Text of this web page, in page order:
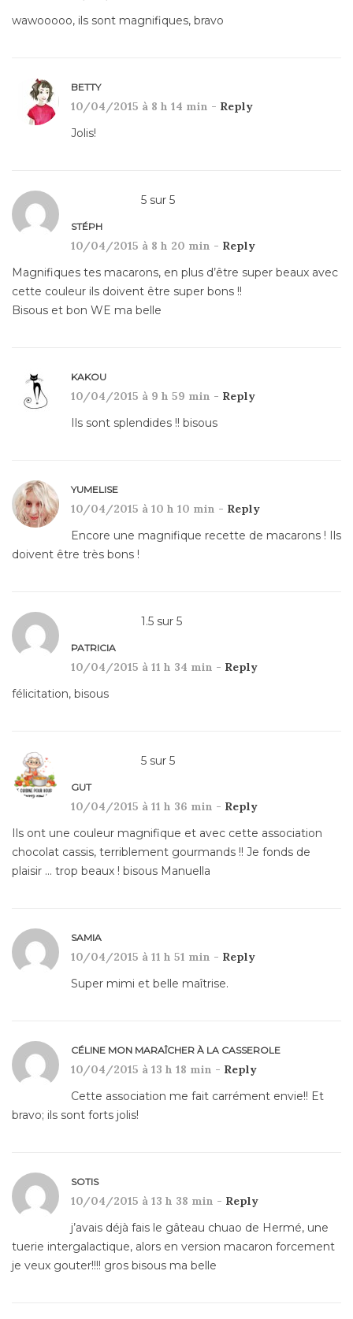
wawooooo, ils sont magnifiques, bravo
BETTY
10/04/2015 à 8 h 14 min - Reply
Jolis!
5 sur 5
STÉPH
10/04/2015 à 8 h 20 min - Reply
Magnifiques tes macarons, en plus d’être super beaux avec
cette couleur ils doivent être super bons !!
Bisous et bon WE ma belle
KAKOU
10/04/2015 à 9 h 59 min - Reply
Ils sont splendides !! bisous
YUMELISE
10/04/2015 à 10 h 10 min - Reply
Encore une magnifique recette de macarons ! Ils
doivent être très bons !
1.5 sur 5
PATRICIA
10/04/2015 à 11 h 34 min - Reply
félicitation, bisous
5 sur 5
GUT
10/04/2015 à 11 h 36 min - Reply
Ils ont une couleur magnifique et avec cette association
chocolat cassis, terriblement gourmands !! Je fonds de
plaisir … trop beaux ! bisous Manuella
SAMIA
10/04/2015 à 11 h 51 min - Reply
Super mimi et belle maîtrise.
CÉLINE MON MARAÎCHER À LA CASSEROLE
10/04/2015 à 13 h 18 min - Reply
Cette association me fait carrément envie!! Et
bravo; ils sont forts jolis!
SOTIS
10/04/2015 à 13 h 38 min - Reply
j’avais déjà fais le gâteau chuao de Hermé, une
tuerie intergalactique, alors en version macaron forcement
je veux gouter!!!! gros bisous ma belle